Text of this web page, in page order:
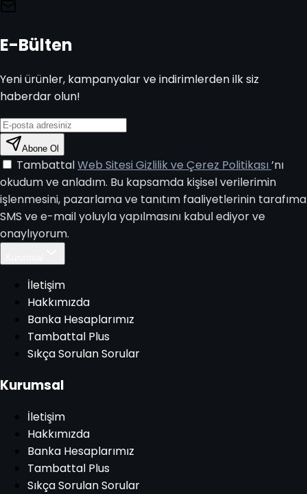
E-Bülten
Yeni ürünler, kampanyalar ve indirimlerden ilk siz
haberdar olun!
Abone Ol
TambattalWeb Sitesi Gizlilik ve Çerez Politikası’nı
okudum ve anladım. Bu kapsamda kişisel verilerimin
işlenmesini, pazarlama ve tanıtım faaliyetlerinin tarafıma
SMS ve e-mail yoluyla yapılmasını kabul ediyor ve
onaylıyorum.
İletişim
Hakkımızda
Banka Hesaplarımız
Tambattal Plus
Sıkça Sorulan Sorular
Kurumsal
İletişim
Hakkımızda
Banka Hesaplarımız
Tambattal Plus
Sıkça Sorulan Sorular